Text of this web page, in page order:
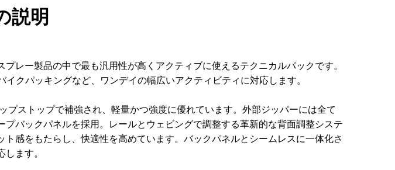
説明
レー製品の中で最も汎用性が高くアクティブに使えるテクニカルパックです。
クパッキングなど、ワンデイの幅広いアクティビティに対応します。
ストップで補強され、軽量かつ強度に優れています。外部ジッパーには全て
バックパネルを採用。レールとウェビングで調整する革新的な背面調整システ
感をもたらし、快適性を高めています。バックパネルとシームレスに一体化さ
ます。